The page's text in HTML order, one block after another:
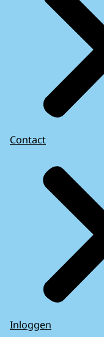
Contact
Inloggen